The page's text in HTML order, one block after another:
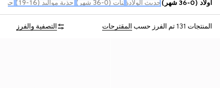
أولاد (0-36 شهر) حديث الولادة بنات (0-36 شهر) أحذية مواليد (16-19)
المنتجات 131 تم الفرز حسب المقترحات التصفية والفرز